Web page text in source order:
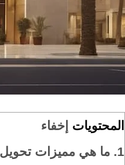
المحتويات إخفاء
1. ما هي مميزات